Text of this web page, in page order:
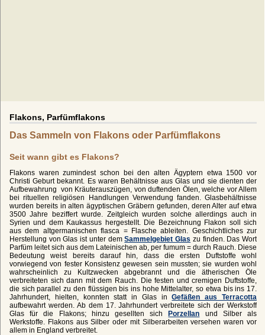
Flakons, Parfümflakons
Das Sammeln von Flakons oder Parfümflakons
Seit wann gibt es Flakons?
Flakons waren zumindest schon bei den alten Ägyptern etwa 1500 vor
Christi Geburt bekannt. Es waren Behältnisse aus Glas und sie dienten der
Aufbewahrung von Kräuterauszügen, von duftenden Ölen, welche vor Allem
bei rituellen religiösen Handlungen Verwendung fanden. Glasbehältnisse
wurden bereits in alten ägyptischen Gräbern gefunden, deren Alter auf etwa
3500 Jahre beziffert wurde. Zeitgleich wurden solche allerdings auch in
Syrien und dem Kaukassus hergestellt. Die Bezeichnung Flakon soll sich
aus dem altgermanischen flasca = Flasche ableiten. Geschichtliches zur
Herstellung von Glas ist unter demSammelgebiet Glas zu finden. Das Wort
Parfüm leitet sich aus dem Lateinischen ab, per fumum = durch Rauch. Diese
Bedeutung weist bereits darauf hin, dass die ersten Duftstoffe wohl
vorwiegend von fester Konsistenz gewesen sein mussten; sie wurden wohl
wahrscheinlich zu Kultzwecken abgebrannt und die ätherischen Öle
verbreiteten sich dann mit dem Rauch. Die festen und cremigen Duftstoffe,
die sich parallel zu den flüssigen bis ins hohe Mittelalter, so etwa bis ins 17.
Jahrhundert, hielten, konnten statt in Glas inGefäßen aus Terracotta
aufbewahrt werden. Ab dem 17. Jahrhundert verbreitete sich der Werkstoff
Glas für die Flakons; hinzu gesellten sichPorzellan und Silber als
Werkstoffe. Flakons aus Silber oder mit Silberarbeiten versehen waren vor
allem in England verbreitet.